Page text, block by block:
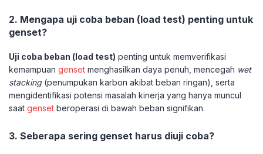
2. Mengapa uji coba beban (load test) penting untuk
genset?
Uji coba beban (load test) penting untuk memverifikasi
kemampuan genset menghasilkan daya penuh, mencegah wet
stacking(penumpukan karbon akibat beban ringan), serta
mengidentifikasi potensi masalah kinerja yang hanya muncul
saat genset beroperasi di bawah beban signifikan.
3. Seberapa sering genset harus diuji coba?